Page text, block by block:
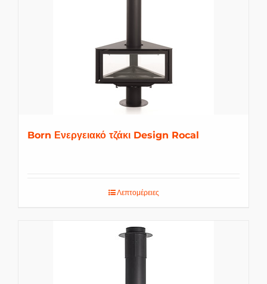
Born Ενεργειακό τζάκι Design Rocal
Λεπτομέρειες